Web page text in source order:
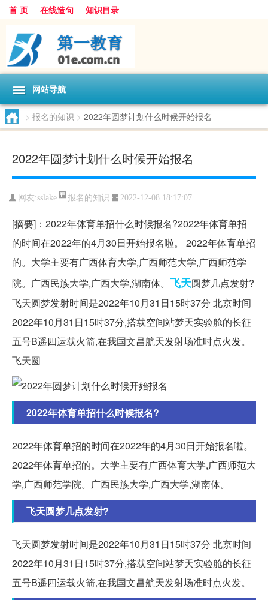
首 页 在线造句 知识目录
网站导航
> 报名的知识 > 2022年圆梦计划什么时候开始报名
2022年圆梦计划什么时候开始报名
网友:sslake 报名的知识 2022-12-08 18:17:07
[摘要]：2022年体育单招什么时候报名?2022年体育单招
的时间在2022年的4月30日开始报名啦。 2022年体育单招
的。大学主要有广西体育大学,广西师范大学,广西师范学
院。广西民族大学,广西大学,湖南体。 飞天圆梦几点发射?
飞天圆梦发射时间是2022年10月31日15时37分 北京时间
2022年10月31日15时37分,搭载空间站梦天实验舱的长征
五号B遥四运载火箭,在我国文昌航天发射场准时点火发。
飞天圆
2022年体育单招什么时候报名?
2022年体育单招的时间在2022年的4月30日开始报名啦。
2022年体育单招的。大学主要有广西体育大学,广西师范大
学,广西师范学院。广西民族大学,广西大学,湖南体。
飞天圆梦几点发射?
飞天圆梦发射时间是2022年10月31日15时37分 北京时间
2022年10月31日15时37分,搭载空间站梦天实验舱的长征
五号B遥四运载火箭,在我国文昌航天发射场准时点火发。